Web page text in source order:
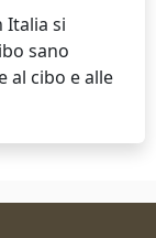
Italia si
sano
al cibo e alle